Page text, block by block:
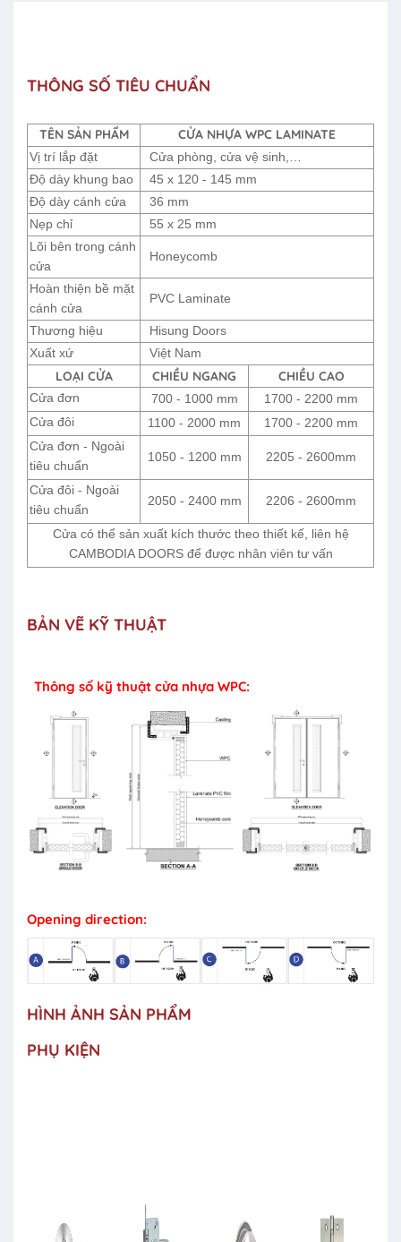
THÔNG SỐ TIÊU CHUẨN
TÊN SẢN PHẨM CỬA NHỰA WPC LAMINATE
Vị trí lắp đặt
Cửa phòng, cửa vệ sinh,…
Độ dày khung bao
45 x 120 - 145 mm
Độ dày cánh cửa
36 mm
Nẹp chỉ
55 x 25 mm
Lõi bên trong cánh
cửa
Honeycomb
Hoàn thiện bề mặt
cánh cửa
PVC Laminate
Thương hiệu
Hisung Doors
Xuất xứ
Việt Nam
LOẠI CỬA CHIỀU NGANG CHIỀU CAO
Cửa đơn 700 - 1000 mm
1700 - 2200 mm
Cửa đôi
1100 - 2000 mm
1700 - 2200 mm
Cửa đơn - Ngoài
tiêu chuẩn
1050 - 1200 mm 2205 - 2600mm
Cửa đôi - Ngoài
tiêu chuẩn
2050 - 2400 mm 2206 - 2600mm
Cửa có thể sản xuất kích thước theo thiết kế, liên hệ
CAMBODIA DOORS để được nhân viên tư vấn
BẢN VẼ KỸ THUẬT
Thông số kỹ thuật cửa nhựa WPC:
Opening direction:
HÌNH ẢNH SẢN PHẨM
PHỤ KIỆN